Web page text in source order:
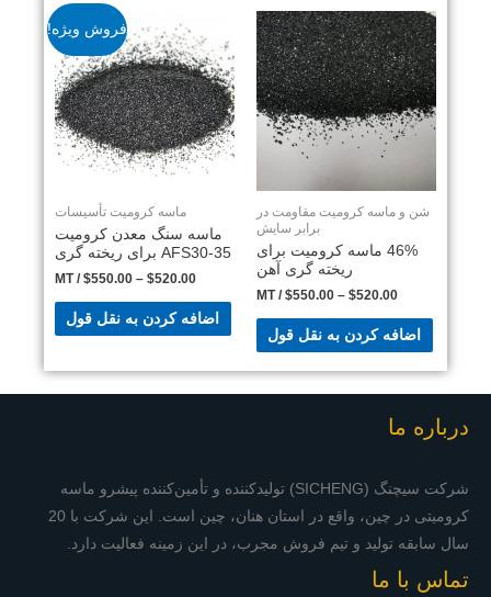
شن و ماسه کرومیت مقاومت در
برابر سایش
46% ماسه کرومیت برای
ریخته گری آهن
$520.00
–
$550.00
/ MT
اضافه کردن به نقل قول
فروش ویژه!
ماسه کرومیت تأسیسات
ماسه سنگ معدن کرومیت
AFS30-35 برای ریخته گری
$520.00
–
$550.00
/ MT
اضافه کردن به نقل قول
درباره ما
شرکت سیچنگ (SICHENG) تولیدکننده و تأمین‌کننده پیشرو ماسه
کرومیتی در چین، واقع در استان هنان، چین است. این شرکت با 20
سال سابقه تولید و تیم فروش مجرب، در این زمینه فعالیت دارد.
تماس با ما